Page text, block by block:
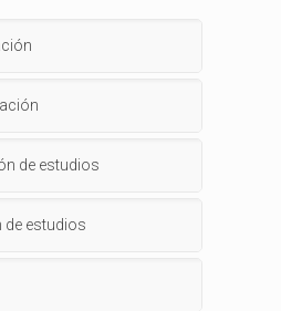
de estudios
de estudios